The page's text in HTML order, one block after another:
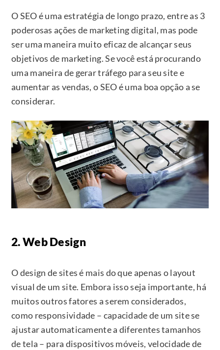
O SEO é uma estratégia de longo prazo, entre as 3
poderosas ações de marketing digital, mas pode
ser uma maneira muito eficaz de alcançar seus
objetivos de marketing. Se você está procurando
uma maneira de gerar tráfego para seu site e
aumentar as vendas, o SEO é uma boa opção a se
considerar.
2. Web Design
O design de sites é mais do que apenas o layout
visual de um site. Embora isso seja importante, há
muitos outros fatores a serem considerados,
como responsividade – capacidade de um site se
ajustar automaticamente a diferentes tamanhos
de tela – para dispositivos móveis, velocidade de